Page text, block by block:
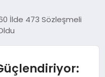
İlde 473 Sözleşmeli